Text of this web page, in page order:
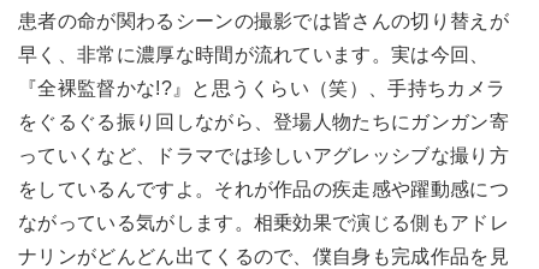
患者の命が関わるシーンの撮影では皆さんの切り替えが
早く、非常に濃厚な時間が流れています。実は今回、
『全裸監督かな!?』と思うくらい（笑）、手持ちカメラ
をぐるぐる振り回しながら、登場人物たちにガンガン寄
っていくなど、ドラマでは珍しいアグレッシブな撮り方
をしているんですよ。それが作品の疾走感や躍動感につ
ながっている気がします。相乗効果で演じる側もアドレ
ナリンがどんどん出てくるので、僕自身も完成作品を見